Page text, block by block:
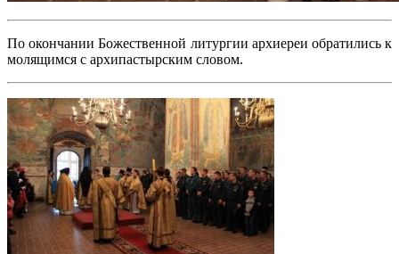
По окончании Божественной литургии архиереи обратились к
молящимся с архипастырским словом.